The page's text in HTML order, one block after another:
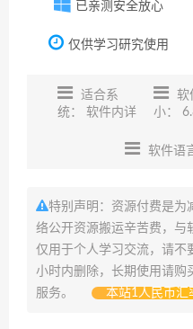
已亲测安全放心
仅供学习研究使用
适合系
统： 软件内详
软
小：
软件语
特别声明：资源付费是为
络公开资源搬运辛苦费，与
仅用于个人学习交流，请不
小时内删除，长期使用请购
服务。
本站1人民币汇